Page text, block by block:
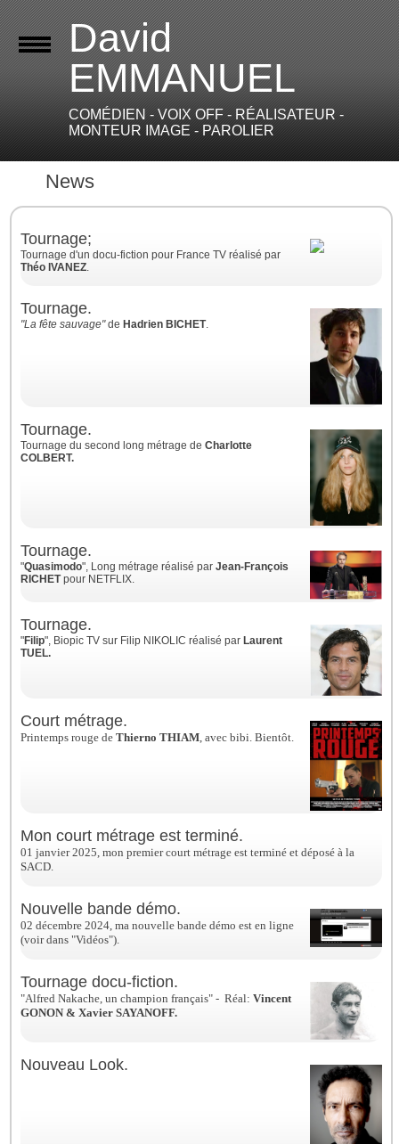
David
EMMANUEL
COMÉDIEN - VOIX OFF - RÉALISATEUR -
MONTEUR IMAGE - PAROLIER
News
Tournage;
Tournage d'un docu-fiction pour France TV réalisé par
Théo IVANEZ.
Tournage.
"La fête sauvage"de Hadrien BICHET.
Tournage.
Tournage du second long métrage deCharlotte
COLBERT.
Tournage.
"Quasimodo", Long métrage réalisé par Jean-François
RICHETpour NETFLIX.
Tournage.
"Filip", Biopic TV sur Filip NIKOLIC réalisé parLaurent
TUEL.
Court métrage.
Printemps rouge deThierno THIAM, avec bibi. Bientôt.
Mon court métrage est terminé.
01 janvier 2025, mon premier court métrage est terminé et déposé à la
SACD.
Nouvelle bande démo.
02 décembre 2024, ma nouvelle bande démo est en ligne
(voir dans "Vidéos").
Tournage docu-fiction.
"Alfred Nakache, un champion français" - Réal:Vincent
GONON & Xavier SAYANOFF.
Nouveau Look.